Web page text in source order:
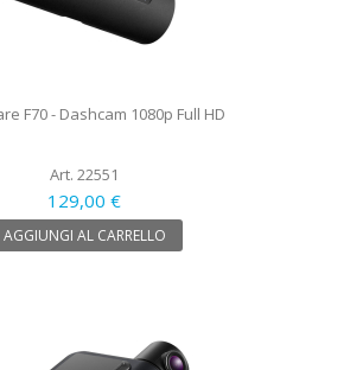
F70 - Dashcam 1080p Full HD
Art. 22551
129,00 €
AGGIUNGI AL CARRELLO